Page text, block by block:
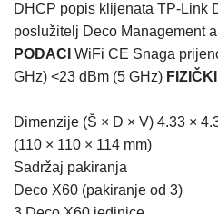
DHCP popis klijenata TP-Link
poslužitelj Deco Management
PODACI WiFi CE Snaga
GHz) <23 dBm (5 GHz) FIZIČKI
Dimenzije (Š × D × V) 4.33 ×
(110 × 110 × 114 mm)
Sadržaj pakiranja
Deco X60 (pakiranje od 3)